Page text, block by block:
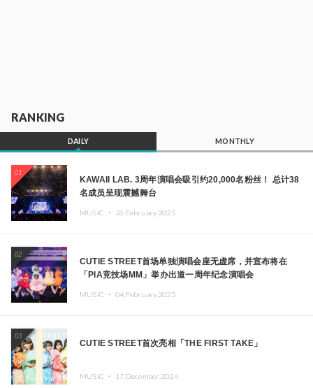
RANKING
DAILY MONTHLY
01
KAWAII LAB. 3周年演唱会吸引约20,000名粉丝！ 总计38
名成员呈现震撼舞台
MUSIC ・ 26.February.2025
02
CUTIE STREET首场单独演唱会座无虚席，并宣布将在
「PIA竞技场MM」举办出道一周年纪念演唱会
MUSIC ・ 04.February.2025
03
CUTIE STREET首次亮相「THE FIRST TAKE」
MUSIC ・ 17.December.2024